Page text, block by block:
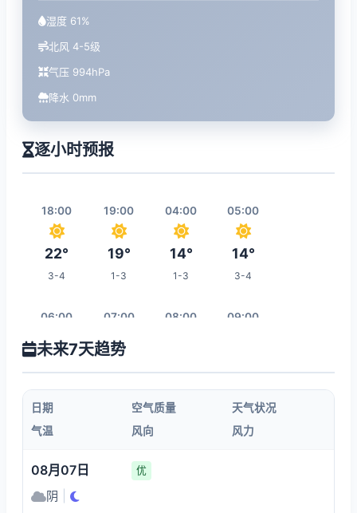
湿度 61%
北风 4-5级
气压 994hPa
降水 0mm
逐小时预报
18:00
22°
3-4
19:00
19°
1-3
04:00
14°
1-3
05:00
14°
3-4
06:00
16°
07:00
18°
08:00 09:00
10:00
21°
3-4
13:00
未来7天趋势
日期 空气质量
天气状况
气温
风向 风力
08月07日 优
阴